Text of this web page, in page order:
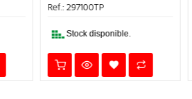
ERA:
Ref.: 297100TP
Stock disponible.